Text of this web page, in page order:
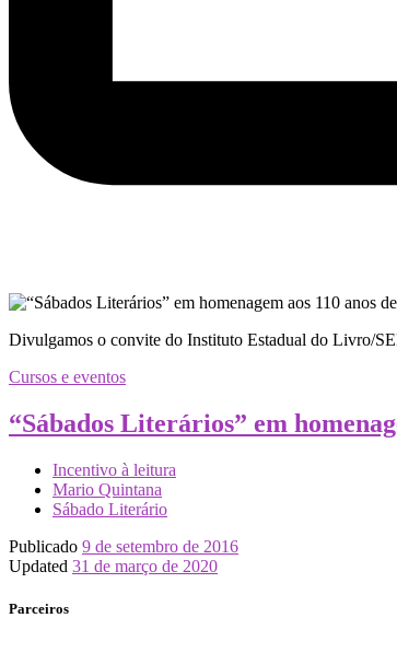
Divulgamos o convite do Instituto Estadual do Livro/
Cursos e eventos
“Sábados Literários” em
Incentivo à leitura
Mario Quintana
Sábado Literário
Publicado 9 de setembro de 2016
Updated 31 de março de 2020
Parceiros